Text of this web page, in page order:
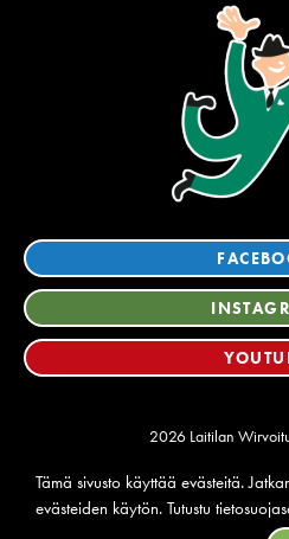
2026 Laitilan
Tämä sivusto käyttää evästeitä.
evästeiden käytön. Tutustu